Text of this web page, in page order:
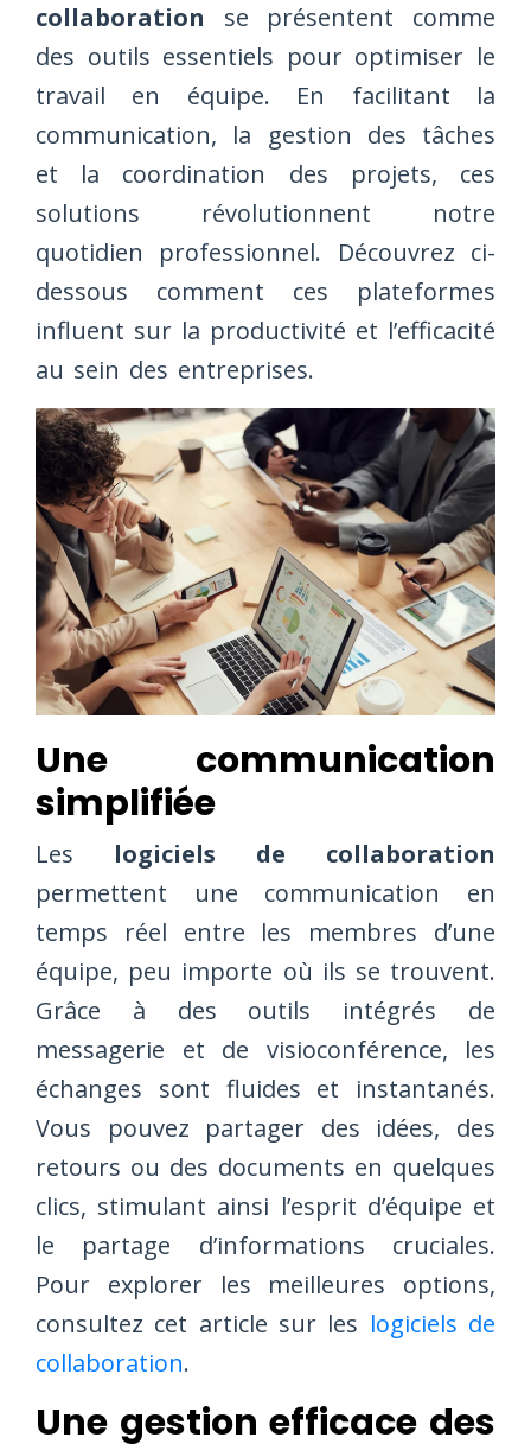
collaboration se présentent comme
des outils essentiels pour optimiser le
travail en équipe. En facilitant la
communication, la gestion des tâches
et la coordination des projets, ces
solutions révolutionnent notre
quotidien professionnel. Découvrez ci-
dessous comment ces plateformes
influent sur la productivité et l’efficacité
au sein des entreprises.
Une communication
simplifiée
Les logiciels de collaboration
permettent une communication en
temps réel entre les membres d’une
équipe, peu importe où ils se trouvent.
Grâce à des outils intégrés de
messagerie et de visioconférence, les
échanges sont fluides et instantanés.
Vous pouvez partager des idées, des
retours ou des documents en quelques
clics, stimulant ainsi l’esprit d’équipe et
le partage d’informations cruciales.
Pour explorer les meilleures options,
consultez cet article sur les logiciels de
collaboration.
Une gestion efficace des